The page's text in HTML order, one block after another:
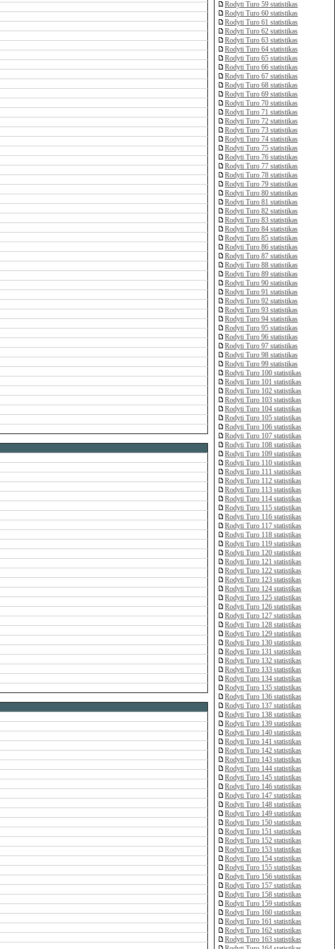
Rodyti Turo 59 statistikas
Rodyti Turo 60 statistikas
Rodyti Turo 61 statistikas
Rodyti Turo 62 statistikas
Rodyti Turo 63 statistikas
Rodyti Turo 64 statistikas
Rodyti Turo 65 statistikas
Rodyti Turo 66 statistikas
Rodyti Turo 67 statistikas
Rodyti Turo 68 statistikas
Rodyti Turo 69 statistikas
Rodyti Turo 70 statistikas
Rodyti Turo 71 statistikas
Rodyti Turo 72 statistikas
Rodyti Turo 73 statistikas
Rodyti Turo 74 statistikas
Rodyti Turo 75 statistikas
Rodyti Turo 76 statistikas
Rodyti Turo 77 statistikas
Rodyti Turo 78 statistikas
Rodyti Turo 79 statistikas
Rodyti Turo 80 statistikas
Rodyti Turo 81 statistikas
Rodyti Turo 82 statistikas
Rodyti Turo 83 statistikas
Rodyti Turo 84 statistikas
Rodyti Turo 85 statistikas
Rodyti Turo 86 statistikas
Rodyti Turo 87 statistikas
Rodyti Turo 88 statistikas
Rodyti Turo 89 statistikas
Rodyti Turo 90 statistikas
Rodyti Turo 91 statistikas
Rodyti Turo 92 statistikas
Rodyti Turo 93 statistikas
Rodyti Turo 94 statistikas
Rodyti Turo 95 statistikas
Rodyti Turo 96 statistikas
Rodyti Turo 97 statistikas
Rodyti Turo 98 statistikas
Rodyti Turo 99 statistikas
Rodyti Turo 100 statistikas
Rodyti Turo 101 statistikas
Rodyti Turo 102 statistikas
Rodyti Turo 103 statistikas
Rodyti Turo 104 statistikas
Rodyti Turo 105 statistikas
Rodyti Turo 106 statistikas
Rodyti Turo 107 statistikas
Rodyti Turo 108 statistikas
Rodyti Turo 109 statistikas
Rodyti Turo 110 statistikas
Rodyti Turo 111 statistikas
Rodyti Turo 112 statistikas
Rodyti Turo 113 statistikas
Rodyti Turo 114 statistikas
Rodyti Turo 115 statistikas
Rodyti Turo 116 statistikas
Rodyti Turo 117 statistikas
Rodyti Turo 118 statistikas
Rodyti Turo 119 statistikas
Rodyti Turo 120 statistikas
Rodyti Turo 121 statistikas
Rodyti Turo 122 statistikas
Rodyti Turo 123 statistikas
Rodyti Turo 124 statistikas
Rodyti Turo 125 statistikas
Rodyti Turo 126 statistikas
Rodyti Turo 127 statistikas
Rodyti Turo 128 statistikas
Rodyti Turo 129 statistikas
Rodyti Turo 130 statistikas
Rodyti Turo 131 statistikas
Rodyti Turo 132 statistikas
Rodyti Turo 133 statistikas
Rodyti Turo 134 statistikas
Rodyti Turo 135 statistikas
Rodyti Turo 136 statistikas
Rodyti Turo 137 statistikas
Rodyti Turo 138 statistikas
Rodyti Turo 139 statistikas
Rodyti Turo 140 statistikas
Rodyti Turo 141 statistikas
Rodyti Turo 142 statistikas
Rodyti Turo 143 statistikas
Rodyti Turo 144 statistikas
Rodyti Turo 145 statistikas
Rodyti Turo 146 statistikas
Rodyti Turo 147 statistikas
Rodyti Turo 148 statistikas
Rodyti Turo 149 statistikas
Rodyti Turo 150 statistikas
Rodyti Turo 151 statistikas
Rodyti Turo 152 statistikas
Rodyti Turo 153 statistikas
Rodyti Turo 154 statistikas
Rodyti Turo 155 statistikas
Rodyti Turo 156 statistikas
Rodyti Turo 157 statistikas
Rodyti Turo 158 statistikas
Rodyti Turo 159 statistikas
Rodyti Turo 160 statistikas
Rodyti Turo 161 statistikas
Rodyti Turo 162 statistikas
Rodyti Turo 163 statistikas